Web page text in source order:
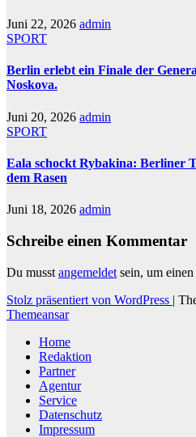
Juni 22, 2026 admin
SPORT
Berlin erlebt ein Finale der
Noskova.
Juni 20, 2026 admin
SPORT
Eala schockt Rybakina: Berliner
dem Rasen
Juni 18, 2026 admin
Schreibe einen Kommentar
Du musst angemeldet sein, um
Stolz präsentiert von WordPress |
Themeansar
Home
Redaktion
Partner
Agentur
Service
Datenschutz
Impressum